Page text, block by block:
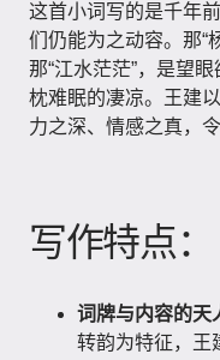
这首小词写的是千年
们仍能为之动容。那“
那“江水茫茫”，是望
枕难眠的凄凉。王建
力之深、情感之真，令
写作特点：
词牌与内容的天
转韵为特征，王